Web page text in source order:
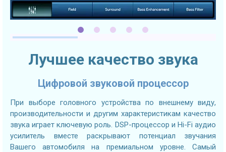
Лучшее качество звука
Цифровой звуковой процессор
При выборе головного устройства по внешнему виду,
производительности и другим характеристикам качество
звука играет ключевую роль. DSP-процессор и Hi-Fi аудио
усилитель вместе раскрывают потенциал звучания
Вашего автомобиля на премиальном уровне. Самый